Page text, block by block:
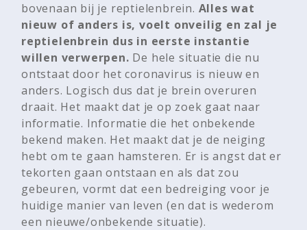
bovenaan bij je reptielenbrein. Alles wat
nieuw of anders is, voelt onveilig en zal je
reptielenbrein dus in eerste instantie
willen verwerpen. De hele situatie die nu
ontstaat door het coronavirus is nieuw en
anders. Logisch dus dat je brein overuren
draait. Het maakt dat je op zoek gaat naar
informatie. Informatie die het onbekende
bekend maken. Het maakt dat je de neiging
hebt om te gaan hamsteren. Er is angst dat er
tekorten gaan ontstaan en als dat zou
gebeuren, vormt dat een bedreiging voor je
huidige manier van leven (en dat is wederom
een nieuwe/onbekende situatie).